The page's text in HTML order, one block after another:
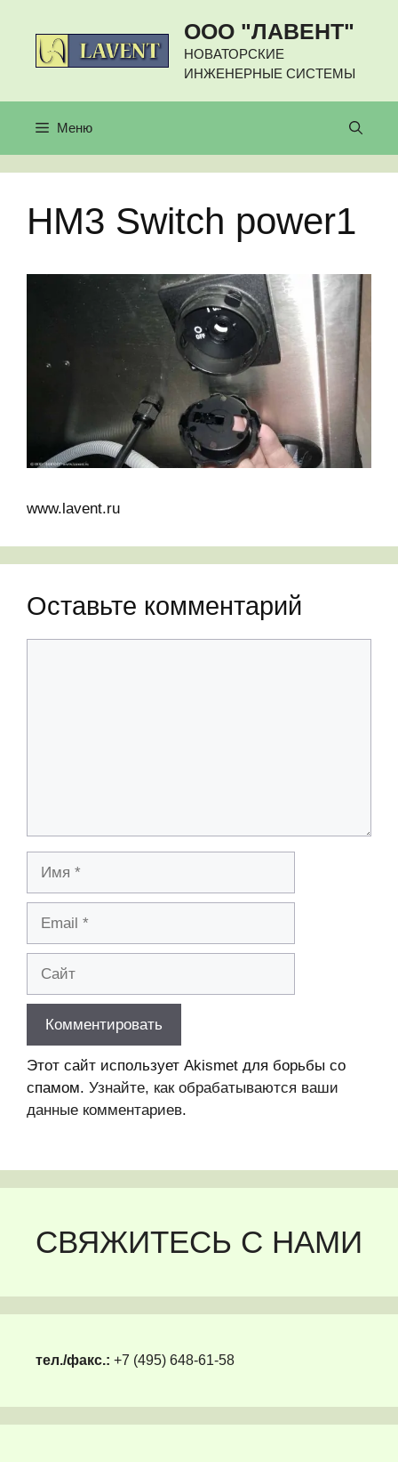
содержимому
ООО "ЛАВЕНТ"
НОВАТОРСКИЕ
ИНЖЕНЕРНЫЕ СИСТЕМЫ
Меню
HM3 Switch power1
www.lavent.ru
Оставьте комментарий
Этот сайт использует Akismet для борьбы со
спамом. Узнайте, как обрабатываются ваши
данные комментариев.
СВЯЖИТЕСЬ С НАМИ
тел./факс.: +7 (495) 648-61-58